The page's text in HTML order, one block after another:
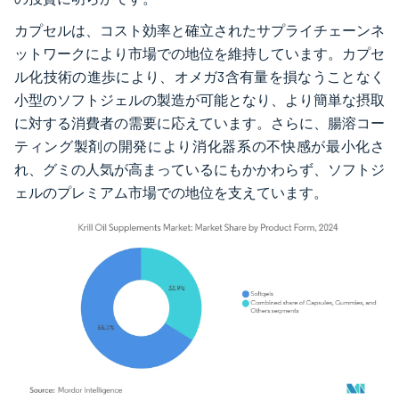
カプセルは、コスト効率と確立されたサプライチェーンネ
ットワークにより市場での地位を維持しています。カプセ
ル化技術の進歩により、オメガ3含有量を損なうことなく
小型のソフトジェルの製造が可能となり、より簡単な摂取
に対する消費者の需要に応えています。さらに、腸溶コー
ティング製剤の開発により消化器系の不快感が最小化さ
れ、グミの人気が高まっているにもかかわらず、ソフトジ
ェルのプレミアム市場での地位を支えています。